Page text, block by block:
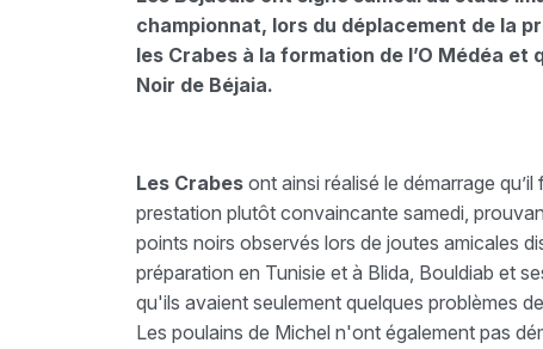
championnat, lors du déplacement de la
les Crabes à la formation de l’O Médéa
Noir de Béjaia.
Les Crabes ont ainsi réalisé le démarrage
prestation plutôt convaincante samedi,
points noirs observés lors de joutes amicales
préparation en Tunisie et à Blida, Bouldiab et
qu'ils avaient seulement quelques problèmes
Les poulains de Michel n'ont également pas